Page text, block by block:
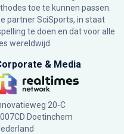
toe te kunnen passen.
partner SciSports, in staat
te doen en dat voor alle
wereldwijd.
& Media
20-C
Doetinchem